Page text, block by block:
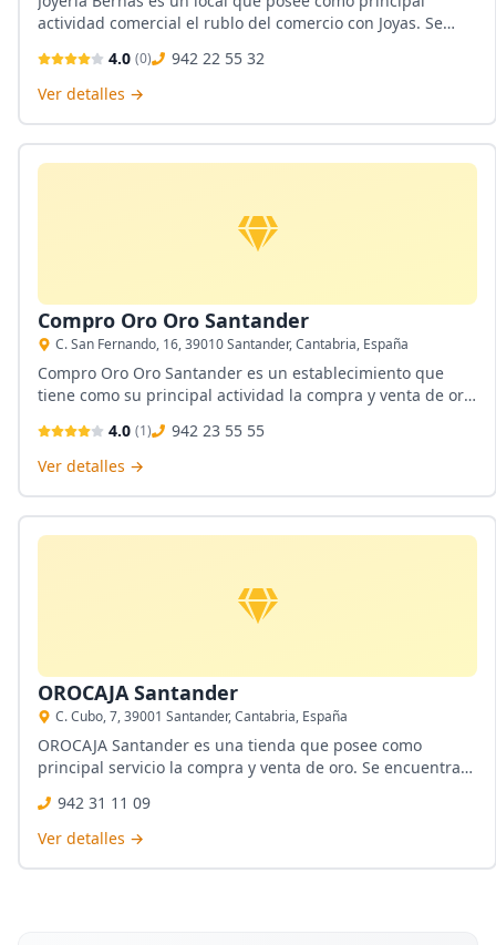
actividad comercial el rublo del comercio con Joyas. Se
servicio de la compra y venta de oro capaz de tasar
prendas. En la entrada se encuentra un led el cual marca
4.0 (0)
942 22 55 32
Ver detalles →
Compro Oro Oro Santander
C. San Fernando, 16, 39010 Santander, Cantabria, España
Compro Oro Oro Santander es un establecimiento que
tiene como su principal actividad la compra y venta de oro.
empleados son capaces de otorgar un trato adaptado a
cada visitante. Posee un servicio de compra y venta de oro
4.0 (1)
942 23 55 55
Ver detalles →
OROCAJA Santander
C. Cubo, 7, 39001 Santander, Cantabria, España
OROCAJA Santander es una tienda que posee como
principal servicio la compra y venta de oro. Se encuentra
encuentra un personal altamente cualificado. Permite la
compra y venta de oro y plata.
942 31 11 09
Ver detalles →